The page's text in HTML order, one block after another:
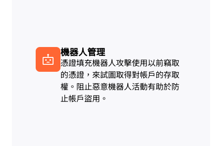
機器人管理
憑證填充機器人攻擊使用以前竊取
的憑證，來試圖取得對帳戶的存取
權。阻止惡意機器人活動有助於防
止帳戶盜用。